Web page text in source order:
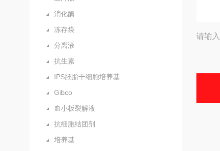
消化酶
冻存袋
分离液
抗生素
IPS胚胎干细胞培养基
Gibco
血小板裂解液
抗细胞结团剂
培养基
请输